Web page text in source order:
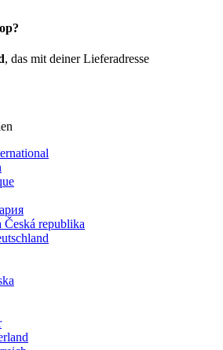
, das mit deiner Lieferadresse
Česká republika